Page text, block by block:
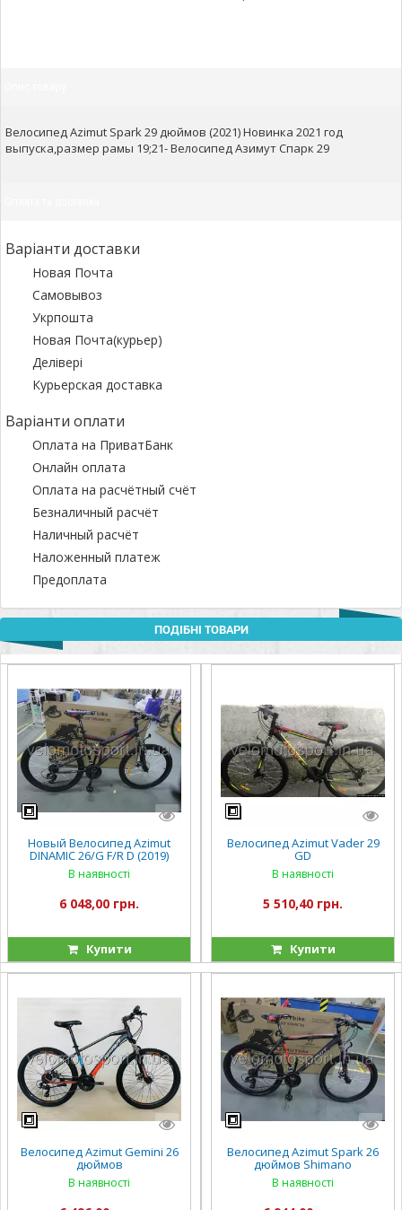
Велосипед Azimut Spark 29 дюймов (2021) Новинка 2021 год
выпуска,размер рамы 19;21- Велосипед Азимут Спарк 29
Варіанти доставки
Новая Почта
Самовывоз
Укрпошта
Новая Почта(курьер)
Делівері
Курьерская доставка
Варіанти оплати
Оплата на ПриватБанк
Онлайн оплата
Оплата на расчётный счёт
Безналичный расчёт
Наличный расчёт
Наложенный платеж
Предоплата
ПОДІБНІ ТОВАРИ
Новый Велосипед Azimut
DINAMIC 26/G F/R D (2019)
В наявності
6 048,00 грн.
Купити
Велосипед Azimut Vader 29
GD
В наявності
5 510,40 грн.
Купити
Велосипед Azimut Gemini 26
дюймов
В наявності
Велосипед Azimut Spark 26
дюймов Shimano
В наявності